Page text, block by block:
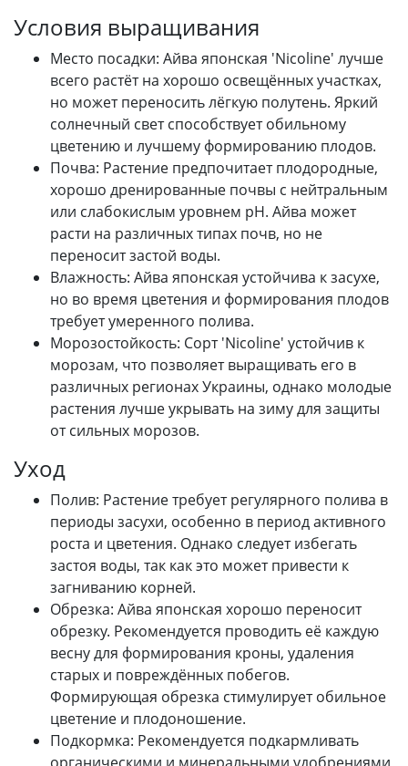
Условия выращивания
Место посадки: Айва японская 'Nicoline' лучше
всего растёт на хорошо освещённых участках,
но может переносить лёгкую полутень. Яркий
солнечный свет способствует обильному
цветению и лучшему формированию плодов.
Почва: Растение предпочитает плодородные,
хорошо дренированные почвы с нейтральным
или слабокислым уровнем рН. Айва может
расти на различных типах почв, но не
переносит застой воды.
Влажность: Айва японская устойчива к засухе,
но во время цветения и формирования плодов
требует умеренного полива.
Морозостойкость: Сорт 'Nicoline' устойчив к
морозам, что позволяет выращивать его в
различных регионах Украины, однако молодые
растения лучше укрывать на зиму для защиты
от сильных морозов.
Уход
Полив: Растение требует регулярного полива в
периоды засухи, особенно в период активного
роста и цветения. Однако следует избегать
застоя воды, так как это может привести к
загниванию корней.
Обрезка: Айва японская хорошо переносит
обрезку. Рекомендуется проводить её каждую
весну для формирования кроны, удаления
старых и повреждённых побегов.
Формирующая обрезка стимулирует обильное
цветение и плодоношение.
Подкормка: Рекомендуется подкармливать
органическими и минеральными удобрениями